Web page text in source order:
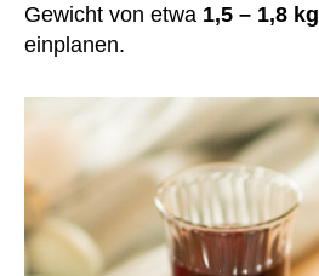
Gewicht von etwa 1,5 – 1,8 kg
einplanen.